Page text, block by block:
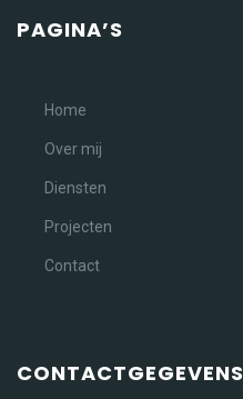
PAGINA’S
Home
Over mij
Diensten
Projecten
Contact
CONTACTGEGEVENS